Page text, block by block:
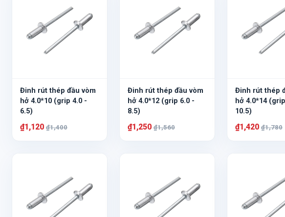
Đinh rút thép đầu vòm
hở 4.0*10 (grip 4.0 -
6.5)
₫1,120 ₫1,400
Đinh rút thép đầu vòm
hở 4.0*12 (grip 6.0 -
8.5)
₫1,250 ₫1,560
Đinh rút thép
hở 4.0*14
10.5)
₫1,420 ₫1,780